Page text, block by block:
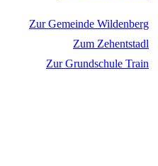
Zur Gemeinde Wildenberg
Zum Zehentstadl
Zur Grundschule Train